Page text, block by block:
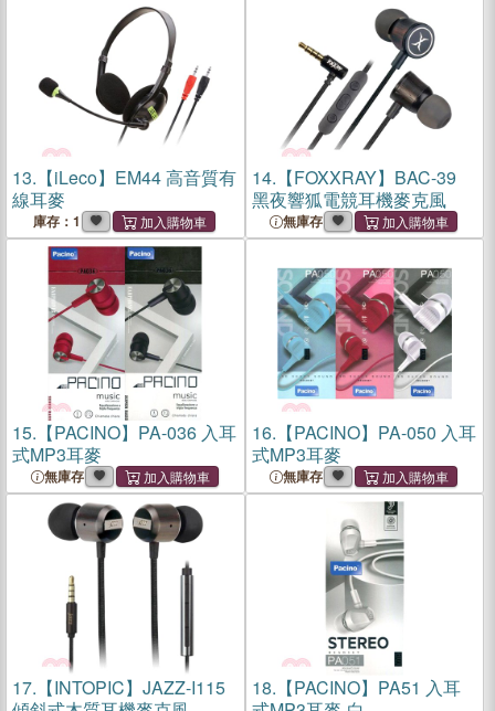
13. 【iLeco】EM44 高音質有
線耳麥
庫存：1
14. 【FOXXRAY】BAC-39
黑夜響狐電競耳機麥克風
無庫存
15. 【PACINO】PA-036 入耳
式MP3耳麥
無庫存
16. 【PACINO】PA-050 入耳
式MP3耳麥
無庫存
17. 【INTOPIC】JAZZ-I115
18. 【PACINO】PA51 入耳